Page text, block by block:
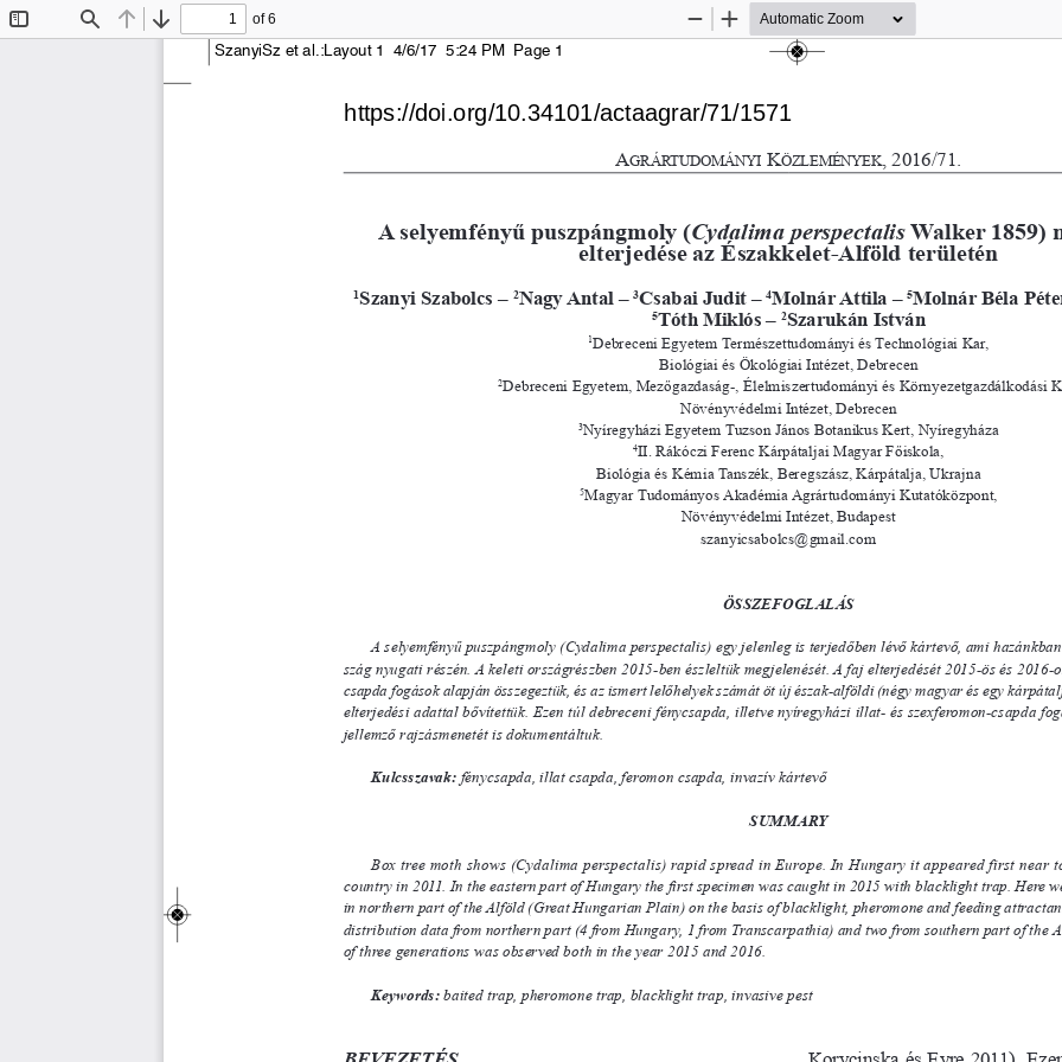
Find Previous
Next
of 6
Zoom
Zoom
AgRÁRTUDOMÁNyI KÖzlEMÉNyEK , 2016/71.
A selyemfényű puszpángmoly ( Cydalima perspectalis Walker 1859)
elterjedése az Északkelet-Alföld területén
1Szanyi Szabolcs – 2Nagy Antal – 3Csabai Judit – 4Molnár Attila – 5Molnár Béla Péte
5Tóth Miklós – 2Szarukán István
1Debreceni Egyetem Természettudományi és Technológiai Kar,
Biológiai és Ökológiai Intézet, Debrecen
2Debreceni Egyetem, Mezőgazdaság-, Élelmiszertudományi és Környezetgazdálkodási
Növényvédelmi Intézet, Debrecen
3Nyíregyházi Egyetem Tuzson János Botanikus Kert, Nyíregyháza
4II. Rákóczi Ferenc Kárpátaljai Magyar Főiskola,
Biológia és Kémia Tanszék, Beregszász, Kárpátalja, Ukrajna
5Magyar Tudományos Akadémia Agrártudományi Kutatóközpont,
Növényvédelmi Intézet, Budapest
szanyicsabolcs@gmail.com
ÖSSZEFOGLALÁS
A selyemfényű puszpángmoly (Cydalima perspectalis) egy jelenleg is terjedőben lévő kártevő, ami hazánkban
szág nyugati részén. A keleti országrészben 2015-ben észleltük megjelenését. A faj elterjedését 2015-ös és 2016-
csapda fogások alapján összegeztük, és az ismert lelőhelyek számát öt új észak-alföldi (négy magyar és egy
elterjedési adattal bővítettük. Ezen túl debreceni fénycsapda, illetve nyíregyházi illat- és szexferomon-csapda
jellemző rajzásmenetét is dokumentáltuk.
Kulcsszavak: fénycsapda, illat csapda, feromon csapda, invazív kártevő
SUMMARY
Box tree moth shows (Cydalima perspectalis) rapid spread in Europe. In Hungary it appeared first near
country in 2011. In the eastern part of Hungary the first specimen was caught in 2015 with blacklight trap. Here we
in northern part of the Alföld (Great Hungarian Plain) on the basis of blacklight, pheromone and feeding attractant
distribution data from northern part (4 from Hungary, 1 from Transcarpathia) and two from southern part of the
of three generations was observed both in the year 2015 and 2016.
Keywords: baited trap, pheromone trap, blacklight trap, invasive pest
BEVEZETÉS Korycinska és Eyre 2011).
SzanyiSz et al.:Layout 1  4/6/17  5:24 PM  Page 1